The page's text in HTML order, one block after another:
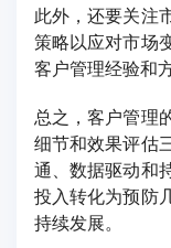
此外，还要关注
策略以应对市场
客户管理经验和
总之，客户管理
细节和效果评估
通、数据驱动和
投入转化为预防
持续发展。